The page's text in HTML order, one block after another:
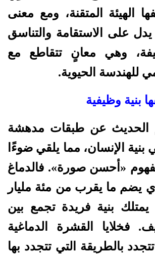
الهيئة المتقنة، ومع معنى
يدل على الاستقامة والتناسق
وهي معانٍ تتقاطع مع
للهندسة الحيوية.
بنية وظيفية
الحديث عن طبقات مدهشة
بنية الإنسان، مما يلقي ضوءًا
«أحسن صورة». فالدماغ
يضم ما يقرب من مئة مليار
يمتلك بنية فريدة تجمع بين
فخلايا القشرة الدماغية
بالطريقة التي تتجدد بها